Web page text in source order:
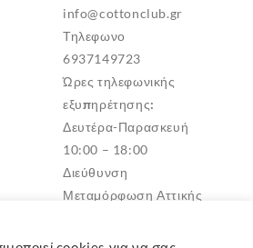
info@cottonclub.gr
Τηλεφωνο
6937149723
Ώρες τηλεφωνικής
εξυπηρέτησης:
Δευτέρα-Παρασκευή
10:00 – 18:00
Διεύθυνση
Μεταμόρφωση Αττικής